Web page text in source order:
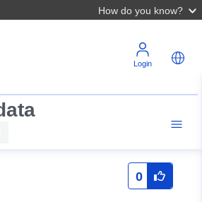
How do you know?
Login
0